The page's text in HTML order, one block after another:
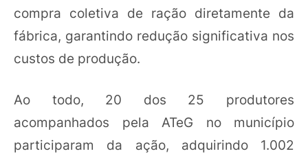
compra coletiva de ração diretamente da
fábrica, garantindo redução significativa nos
custos de produção.
Ao todo, 20 dos 25 produtores
acompanhados pela ATeG no município
participaram da ação, adquirindo 1.002